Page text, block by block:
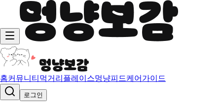
홈커뮤니티 먹거리 플레이스멍냥피드케어가이드
로그인